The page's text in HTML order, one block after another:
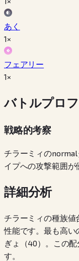
あく
1×
フェアリー
1×
バトルプロ
戦略的考察
チラーミィのnormal
イプへの攻撃範囲が
詳細分析
チラーミィの種族値
性能です。最も高い
ぎょ（40）。この
す。